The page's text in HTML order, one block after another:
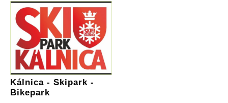
Kálnica - Skipark -
Bikepark